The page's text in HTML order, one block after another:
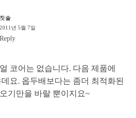
칫솔
2011년 5월 7일
Reply
코어는 없습니다. 다음 제품에
요. 옵두배보다는 좀더 최적화된
기만을 바랄 뿐이지요~